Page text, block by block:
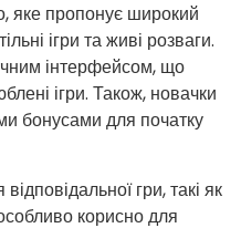
пропонує широкий
ігри та живі розваги.
інтерфейсом, що
ігри. Також, новачки
бонусами для початку
гри, такі як
корисно для